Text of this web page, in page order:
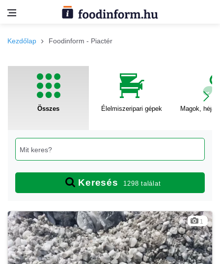
Kezdőlap Foodinform - Piactér
Összes Élelmiszeripari gépek Magok,
Keresés 1298 találat
1